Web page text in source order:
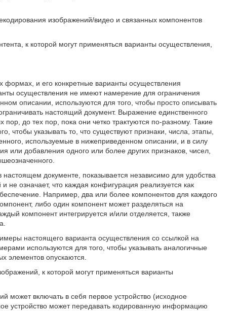
изображений/видео и связанных компонентов
к которой могут применяться варианты осуществления,
и его конкретные варианты осуществления
осуществления не имеют намерение для ограничения
описании, используются для того, чтобы просто описывать
настоящий документ. Выражение единственного
до тех пор, пока они четко трактуются по-разному. Такие
чтобы указывать то, что существуют признаки, числа, этапы,
используемые в нижеприведенном описании, и в силу
или добавления одного или более других признаков, чисел,
документе, показывается независимо для удобства
не означает, что каждая конфигурация реализуется как
Например, два или более компонентов для каждого
либо один компонент может разделяться на
компонент интегрируется и/или отделяется, также
настоящего варианта осуществления со ссылкой на
используются для того, чтобы указывать аналогичные
элементов опускаются.
к которой могут применяться варианты
может включать в себя первое устройство (исходное
устройство может передавать кодированную информацию